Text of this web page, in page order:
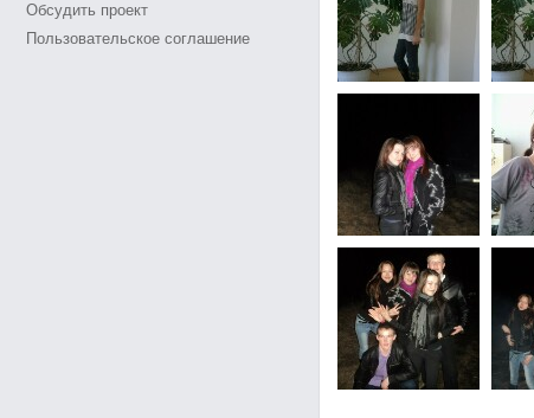
Обсудить проект
Пользовательское соглашение